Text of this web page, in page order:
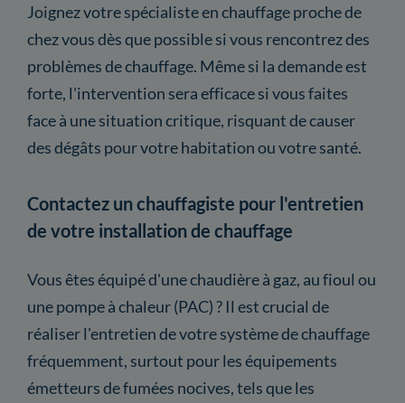
Joignez votre spécialiste en chauffage proche de
chez vous dès que possible si vous rencontrez des
problèmes de chauffage. Même si la demande est
forte, l'intervention sera efficace si vous faites
face à une situation critique, risquant de causer
des dégâts pour votre habitation ou votre santé.
Contactez un chauffagiste pour l'entretien
de votre installation de chauffage
Vous êtes équipé d'une chaudière à gaz, au fioul ou
une pompe à chaleur (PAC) ? Il est crucial de
réaliser l'entretien de votre système de chauffage
fréquemment, surtout pour les équipements
émetteurs de fumées nocives, tels que les